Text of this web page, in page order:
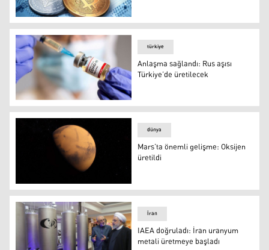
İran en fazla kripto para üreten 7 ülkeden biri
Anlaşma sağlandı: Rus aşısı Türkiye’de üretilecek
türkiye
Anlaşma sağlandı: Rus aşısı
Türkiye’de üretilecek
NASA, Mars'ta oksijen üretti
dünya
Mars’ta önemli gelişme: Oksijen
üretildi
İran
IAEA doğruladı: İran uranyum
metali üretmeye başladı